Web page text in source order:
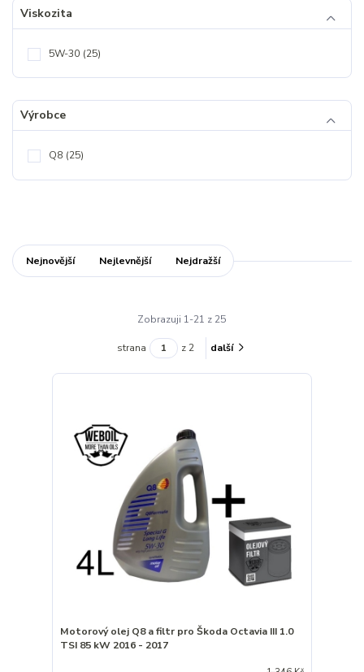
Viskozita
5W-30 (25)
Výrobce
Q8 (25)
Nejnovější Nejlevnější Nejdražší
Zobrazuji 1-21 z 25
strana z 2 další
Motorový olej Q8 a filtr pro Škoda Octavia III 1.0
TSI 85 kW 2016 - 2017